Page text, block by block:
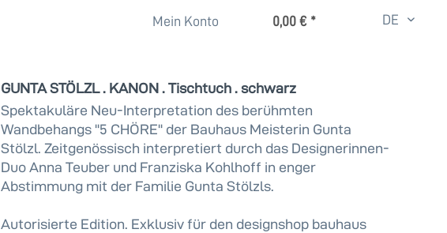
Mein Konto 0,00 € * DE
GUNTA STÖLZL . KANON . Tischtuch . schwarz
Spektakuläre Neu-Interpretation des berühmten
Wandbehangs ''5 CHÖRE'' der Bauhaus Meisterin Gunta
Stölzl. Zeitgenössisch interpretiert durch das Designerinnen-
Duo Anna Teuber und Franziska Kohlhoff in enger
Abstimmung mit der Familie Gunta Stölzls.
Autorisierte Edition. Exklusiv für den designshop bauhaus